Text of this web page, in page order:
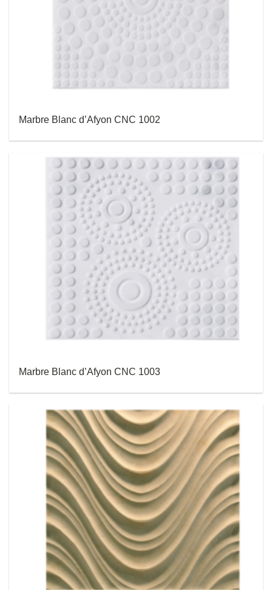
Marbre Blanc d’Afyon CNC 1002
Marbre Blanc d’Afyon CNC 1003